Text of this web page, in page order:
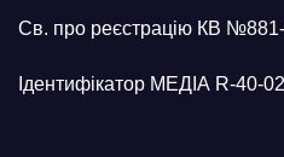
Св. про реєстрацію КВ
Ідентифікатор МЕДІА R-40-